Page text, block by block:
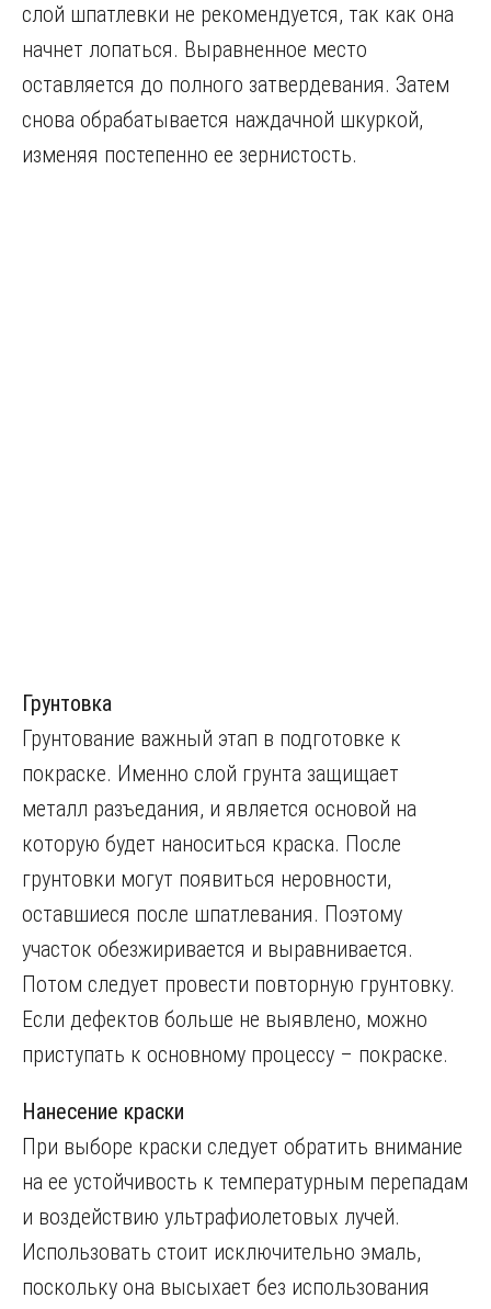
слой шпатлевки не рекомендуется, так как она
начнет лопаться. Выравненное место
оставляется до полного затвердевания. Затем
снова обрабатывается наждачной шкуркой,
изменяя постепенно ее зернистость.
Грунтовка
Грунтование важный этап в подготовке к
покраске. Именно слой грунта защищает
металл разъедания, и является основой на
которую будет наноситься краска. После
грунтовки могут появиться неровности,
оставшиеся после шпатлевания. Поэтому
участок обезжиривается и выравнивается.
Потом следует провести повторную грунтовку.
Если дефектов больше не выявлено, можно
приступать к основному процессу – покраске.
Нанесение краски
При выборе краски следует обратить внимание
на ее устойчивость к температурным перепадам
и воздействию ультрафиолетовых лучей.
Использовать стоит исключительно эмаль,
поскольку она высыхает без использования